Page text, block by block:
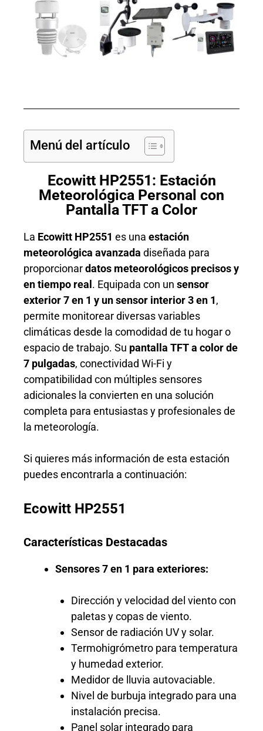
Menú del artículo
Ecowitt HP2551: Estación
Meteorológica Personal con
Pantalla TFT a Color
La Ecowitt HP2551 es una estación
meteorológica avanzada diseñada para
proporcionardatos meteorológicos precisos y
en tiempo real . Equipada con un sensor
exterior 7 en 1 y un sensor interior 3 en 1,
permite monitorear diversas variables
climáticas desde la comodidad de tu hogar o
espacio de trabajo. Su pantalla TFT a color de
7 pulgadas, conectividad Wi-Fi y
compatibilidad con múltiples sensores
adicionales la convierten en una solución
completa para entusiastas y profesionales de
la meteorología.
Si quieres más información de esta estación
puedes encontrarla a continuación:
Ecowitt HP2551
Características Destacadas
Sensores 7 en 1 para exteriores:
Dirección y velocidad del viento con
paletas y copas de viento.
Sensor de radiación UV y solar.
Termohigrómetro para temperatura
y humedad exterior.
Medidor de lluvia autovaciable.
Nivel de burbuja integrado para una
instalación precisa.
Panel solar integrado para